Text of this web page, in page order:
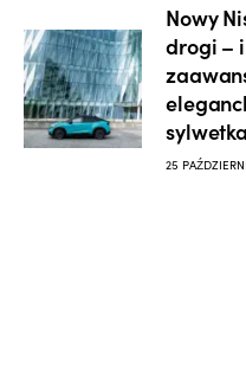
Nowy
drogi –
sylwetka
25